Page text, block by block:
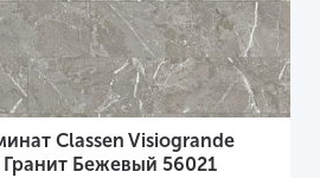
Classen Visiogrande
Гранит Бежевый 56021